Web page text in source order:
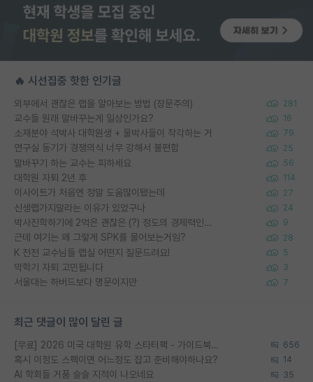
🔥 시선집중 핫한 인기글
외부에서 괜찮은 랩을 알아보는 방법 (장문주의) 281
교수들 원래 말바꾸는게 일상인가요? 16
소재분야 석박사 대학원생 + 물박사들이 착각하는 거 79
연구실 동기가 경쟁의식 너무 강해서 불편함 25
말바꾸기 하는 교수는 피하세요 56
대학원 자퇴 2년 후 114
이사이트가 처음엔 정말 도움많이됐는데 27
신생랩가지말라는 이유가 있었구나 24
박사진학하기에 2억은 괜찮은 (?) 정도의 경제력인가요 9
근데 여기는 왜 그렇게 SPK를 물어보는거임? 28
K 전전 교수님들 랩실 어떤지 질문드려요! 5
막학기 자퇴 고민됩니다 3
서울대는 하버드보다 명문이지만 7
최근 댓글이 많이 달린 글
[무료] 2026 미국 대학원 유학 스타터팩 - 가이드북 & 합격자 컨택메일 템플릿 656
혹시 이정도 스펙이면 어느정도 잡고 준비해야하나요? 14
AI 학회들 거품 슬슬 지적이 나오네요 35